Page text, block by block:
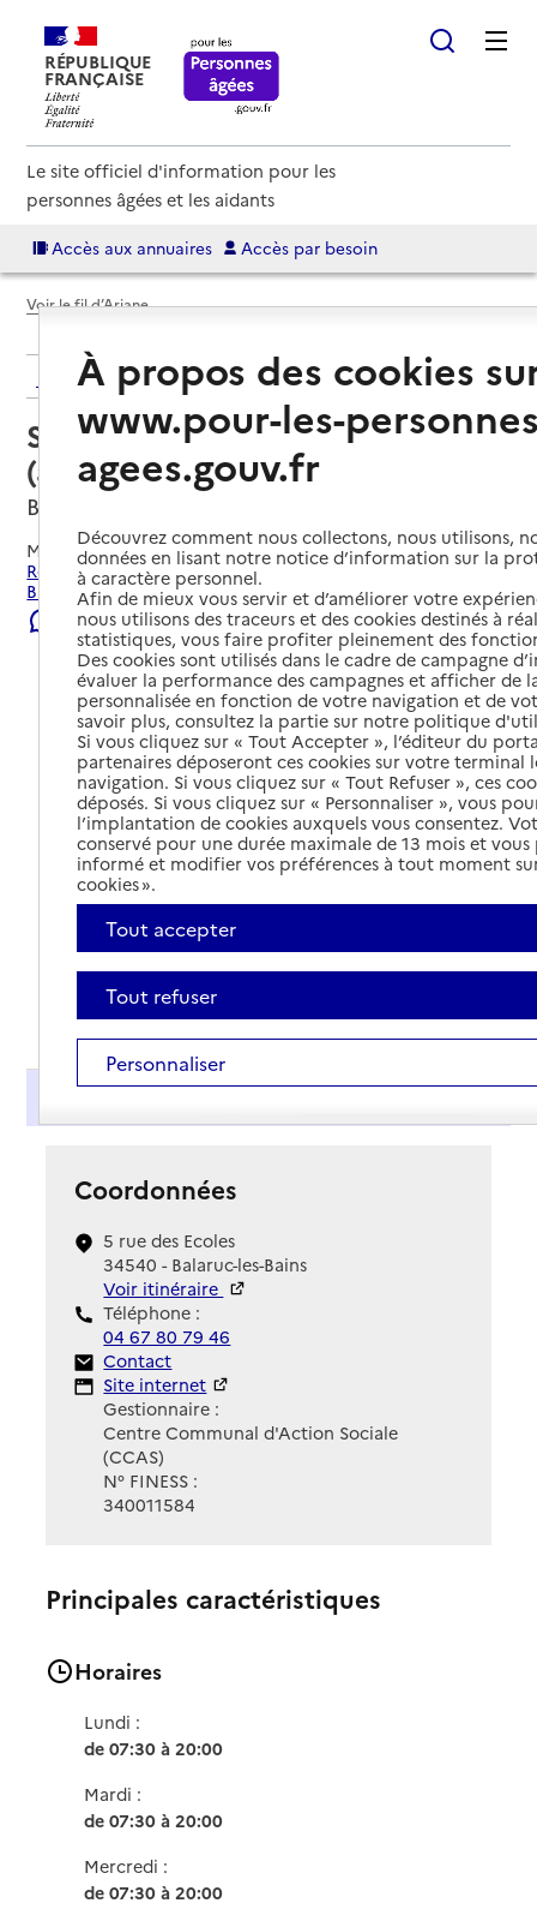
RÉPUBLIQUE
FRANÇAISE
Le site officiel d'information pour les
personnes âgées et les aidants
Accès aux annuaires Accès par besoin
Voir le fil d’Ariane
Retour aux résultats de l'annuaire
Service autonomie à domicile
(aide) – Services du CCAS
Balaruc-les-Bains, HERAULT
Mis à jour le22/07/2026
Rechercher les établissements et services autour de
Balaruc-les-Bains.
Signaler une erreur
Coordonnées
5 rue des Ecoles
34540 - Balaruc-les-Bains
Voir itinéraire
Téléphone :
04 67 80 79 46
Contact
Contact
Site Internet
Site internet
Gestionnaire :
Centre Communal d'Action Sociale
(CCAS)
N° FINESS :
340011584
Principales caractéristiques
Horaires
Lundi :
de 07:30 à 20:00
Mardi :
de 07:30 à 20:00
Mercredi :
de 07:30 à 20:00
À propos des cookies
www.pour-les-
agees.gouv.fr
Découvrez comment nous collectons, nous utilisons,
données en lisant notre notice d’information sur la
à caractère personnel.
Afin de mieux vous servir et d’améliorer votre
nous utilisons des traceurs et des cookies destinés à
statistiques, vous faire profiter pleinement des
Des cookies sont utilisés dans le cadre de campagne
évaluer la performance des campagnes et afficher de
personnalisée en fonction de votre navigation et de
savoir plus, consultez la partie sur notre politique
Si vous cliquez sur « Tout Accepter », l’éditeur du
partenaires déposeront ces cookies sur votre terminal
navigation. Si vous cliquez sur « Tout Refuser », ces
déposés. Si vous cliquez sur « Personnaliser », vous
l’implantation de cookies auxquels vous consentez.
conservé pour une durée maximale de 13 mois et
informé et modifier vos préférences à tout moment
cookies ».
Tout accepter
Tout refuser
Personnaliser